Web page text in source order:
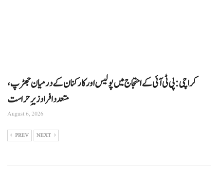
کراچی: پی ٹی آئی کے احتجاج میں پولیس اور کارکنان کے درمیان جھڑپ،
متعدد افراد زیرِ حراست
August 6, 2026
PREV NEXT